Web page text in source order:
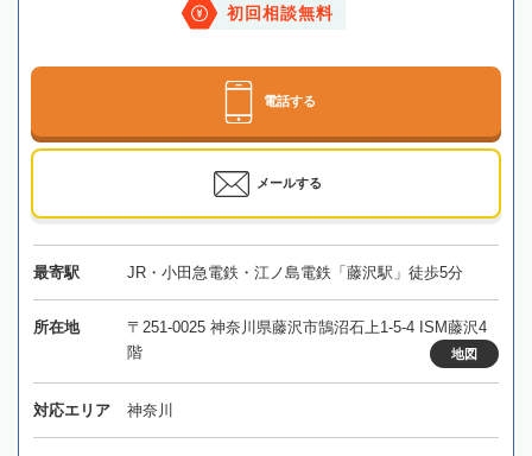
初回相談無料
電話する
メールする
最寄駅 JR・小田急電鉄・江ノ島電鉄「藤沢駅」徒歩5分
所在地
〒251-0025 神奈川県藤沢市鵠沼石上1-5-4 ISM藤沢4
階
地図
対応エリア 神奈川